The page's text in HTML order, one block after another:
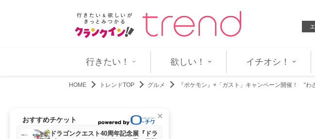
『告白－25年目の秘密－』第5話 “爽太”松村北斗の恋が大きく動き…
行きたい！ 欲しい！ イチオシ！
HOME トレンドTOP グルメ 『ポケモン』×「ガスト」キャンペーン開催！ “わ
✕
おすすめチケット
ドラゴンクエスト40周年記念展『ドラ